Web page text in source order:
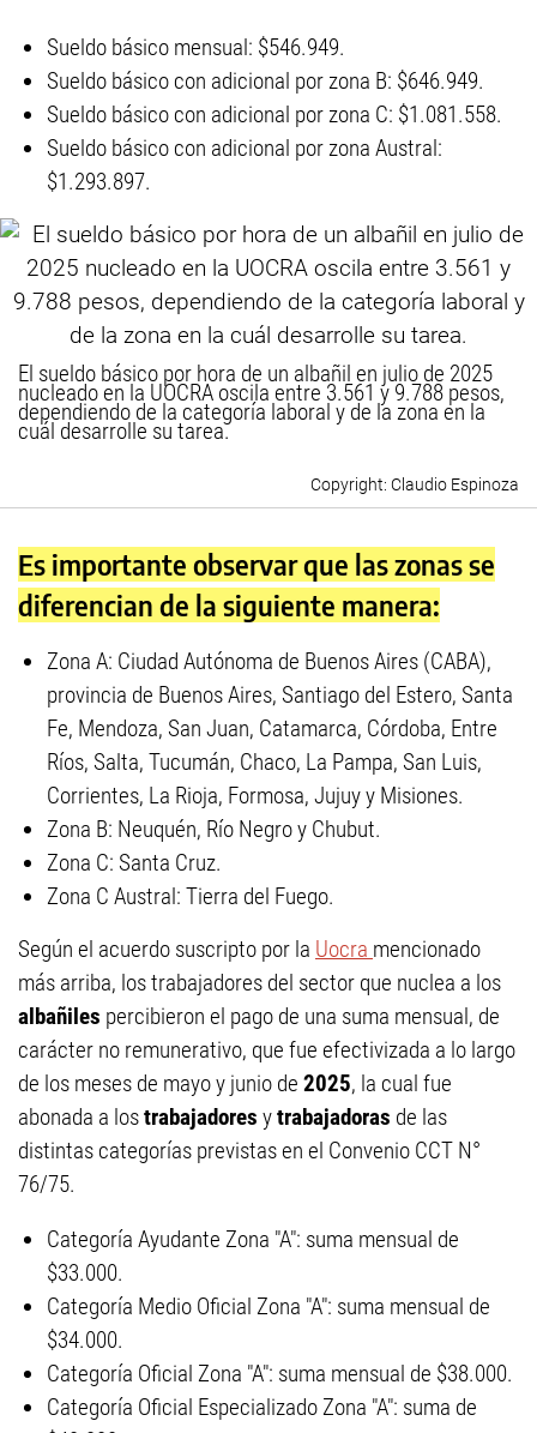
Sueldo básico mensual: $546.949.
Sueldo básico con adicional por zona B: $646.949.
Sueldo básico con adicional por zona C: $1.081.558.
Sueldo básico con adicional por zona Austral:
$1.293.897.
El sueldo básico por hora de un albañil en julio de 2025
nucleado en la UOCRA oscila entre 3.561 y 9.788 pesos,
dependiendo de la categoría laboral y de la zona en la
cuál desarrolle su tarea.
Claudio Espinoza
Es importante observar que las zonas se
diferencian de la siguiente manera:
Zona A: Ciudad Autónoma de Buenos Aires (CABA),
provincia de Buenos Aires, Santiago del Estero, Santa
Fe, Mendoza, San Juan, Catamarca, Córdoba, Entre
Ríos, Salta, Tucumán, Chaco, La Pampa, San Luis,
Corrientes, La Rioja, Formosa, Jujuy y Misiones.
Zona B: Neuquén, Río Negro y Chubut.
Zona C: Santa Cruz.
Zona C Austral: Tierra del Fuego.
Según el acuerdo suscripto por la Uocra mencionado
más arriba, los trabajadores del sector que nuclea a los
albañiles percibieron el pago de una suma mensual, de
carácter no remunerativo, que fue efectivizada a lo largo
de los meses de mayo y junio de 2025, la cual fue
abonada a lostrabajadores ytrabajadoras de las
distintas categorías previstas en el Convenio CCT N°
76/75.
Categoría Ayudante Zona "A": suma mensual de
$33.000.
Categoría Medio Oficial Zona "A": suma mensual de
$34.000.
Categoría Oficial Zona "A": suma mensual de $38.000.
Categoría Oficial Especializado Zona "A": suma de